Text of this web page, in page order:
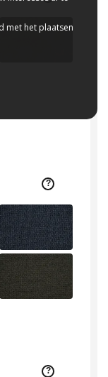
met het plaatsen